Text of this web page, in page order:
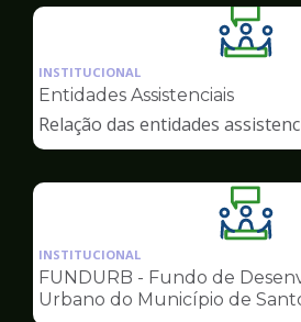
da
de
INSTITUCIONAL
Entidades Assistenciais
Relação das entidades
da
pagina
de
INSTITUCIONAL
FUNDURB - Fundo de
Urbano do Município de